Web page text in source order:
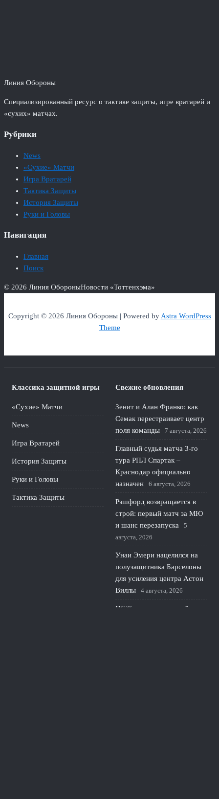
Линия Обороны
Специализированный ресурс о тактике защиты, игре вратарей и
«сухих» матчах.
Рубрики
News
«Сухие» Матчи
Игра Вратарей
Тактика Защиты
История Защиты
Руки и Головы
Навигация
Главная
Поиск
© 2026 Линия ОбороныНовости «Тоттенхэма»
Copyright © 2026 Линия Обороны | Powered byAstra WordPress
Theme
Классика защитной игры
«Сухие» Матчи
News
Игра Вратарей
История Защиты
Руки и Головы
Тактика Защиты
Свежие обновления
Зенит и Алан Франко: как
Семак перестраивает центр
поля команды
7 августа, 2026
Главный судья матча 3-го
тура РПЛ Спартак –
Краснодар официально
назначен
6 августа, 2026
Рэшфорд возвращается в
строй: первый матч за МЮ
и шанс перезапуска
5
августа, 2026
Унаи Эмери нацелился на
полузащитника Барселоны
для усиления центра Астон
Виллы
4 августа, 2026
ПСЖ готовит крупный